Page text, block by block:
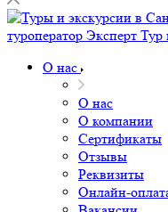
О нас
О нас
О компании
Сертификаты
Отзывы
Реквизиты
Онлайн-